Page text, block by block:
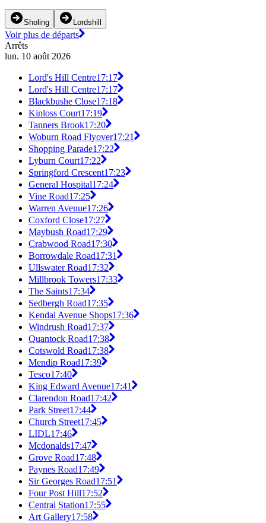
Sholing Lordshill
Voir plus de départs
Arrêts
lun. 10 août 2026
Lord's Hill Centre17:17
Lord's Hill Centre17:17
Blackbushe Close17:18
Kinloss Court17:19
Tanners Brook17:20
Woburn Road Flyover17:21
Shopping Parade17:22
Lyburn Court17:22
Springford Crescent17:23
General Hospital17:24
Vine Road17:25
Warren Avenue17:26
Coxford Close17:27
Maybush Road17:29
Crabwood Road17:30
Borrowdale Road17:31
Ullswater Road17:32
Millbrook Towers17:33
The Saints17:34
Sedbergh Road17:35
Kendal Avenue Shops17:36
Windrush Road17:37
Quantock Road17:38
Cotswold Road17:38
Mendip Road17:39
Tesco17:40
King Edward Avenue17:41
Clarendon Road17:42
Park Street17:44
Church Street17:45
LIDL17:46
Mcdonalds17:47
Grove Road17:48
Paynes Road17:49
Sir Georges Road17:51
Four Post Hill17:52
Central Station17:55
Art Gallery17:58